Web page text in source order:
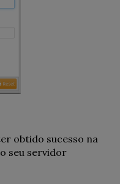
obtido sucesso na
seu servidor